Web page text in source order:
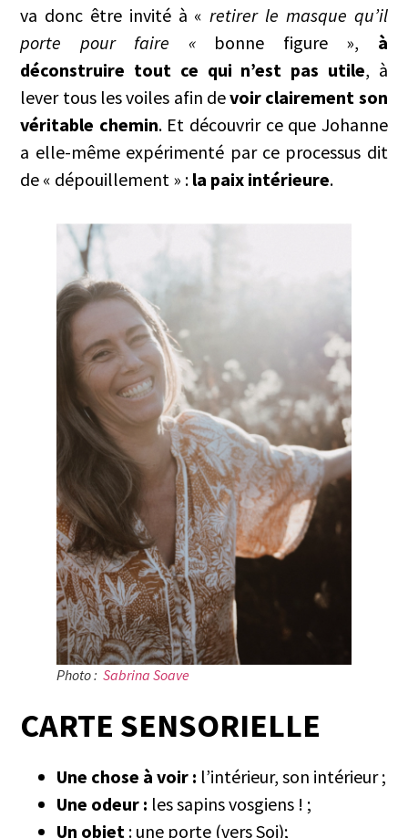
va donc être invité à « retirer le masque qu’il
porte pour faire « bonne figure », à
déconstruire tout ce qui n’est pas utile, à
lever tous les voiles afin devoir clairement son
véritable chemin. Et découvrir ce que Johanne
a elle-même expérimenté par ce processus dit
de « dépouillement » : la paix intérieure.
Photo :Sabrina Soave
CARTE SENSORIELLE
Une chose à voir : l’intérieur, son intérieur ;
Une odeur : les sapins vosgiens ! ;
Un objet : une porte (vers Soi);